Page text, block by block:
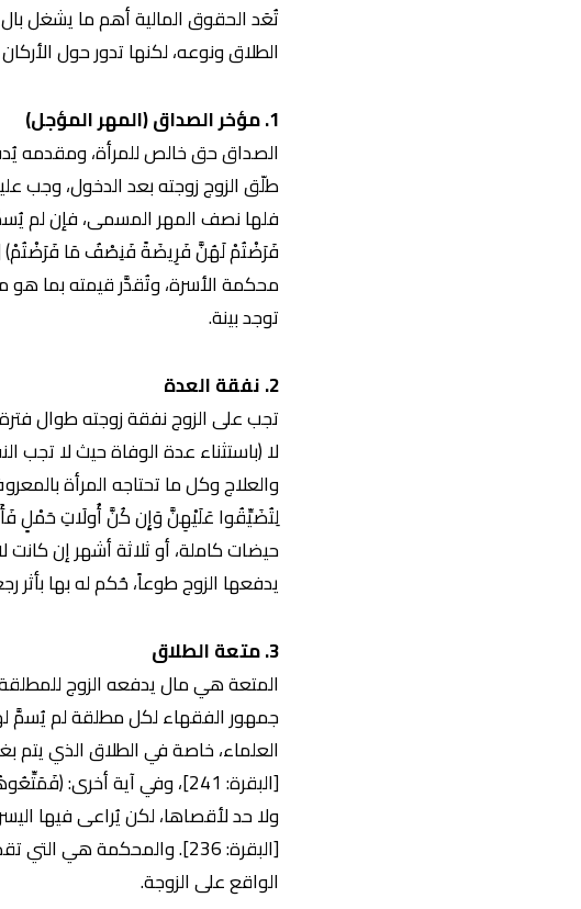
تُعَد الحقوق المالية أهم ما يشغل
الطلاق ونوعه، لكنها تدور حول الأركان
1. مؤخر الصداق (المهر المؤجل)
الصداق حق خالص للمرأة، ومقدمه
طلّق الزوج زوجته بعد الدخول، وجب
فلها نصف المهر المسمى، فإن لم
محكمة الأسرة، وتُقدَّر قيمته بما هو
توجد بينة.
2. نفقة العدة
تجب على الزوج نفقة زوجته طوال
لا (باستثناء عدة الوفاة حيث لا
والعلاج وكل ما تحتاجه المرأة
حيضات كاملة، أو ثلاثة أشهر إن
يدفعها الزوج طوعاً، حُكم له بها بأثر
3. متعة الطلاق
المتعة هي مال يدفعه الزوج
جمهور الفقهاء لكل مطلقة لم يُسمَّ
العلماء، خاصة في الطلاق الذي يتم
ولا حد لأقصاها، لكن يُراعى فيها
[البقرة: 236]. والمحكمة هي
الواقع على الزوجة.